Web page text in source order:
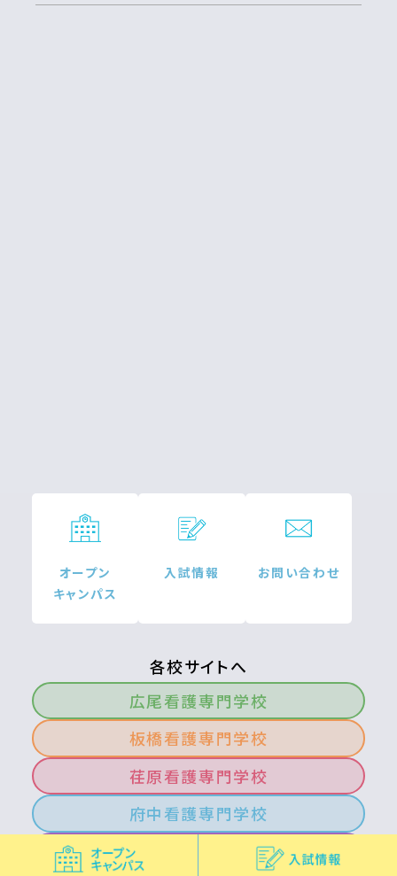
オープン
キャンパス
入試情報 お問い合わせ
各校サイトへ
広尾看護専門学校
板橋看護専門学校
荏原看護専門学校
府中看護専門学校
北多摩看護専門学校